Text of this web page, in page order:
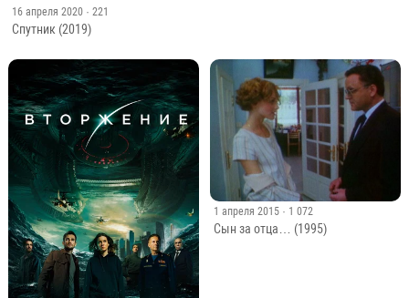
16 апреля 2020 · 221
Спутник (2019)
1 апреля 2015 · 1 072
Сын за отца… (1995)